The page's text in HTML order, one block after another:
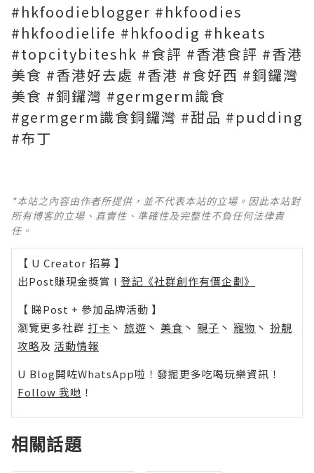
#hkfoodieblogger #hkfoodies
#hkfoodielife #hkfoodig #hkeats
#topcitybiteshk #食評 #香港食評 #香港
美食 #香港好去處 #香港 #食好西 #銅鑼灣
美食 #銅鑼灣 #germgerm識食
#germgerm識食銅鑼灣 #甜品 #pudding
#布丁
*本站之內容由作者所提供，並不代表本站的立場。因此本站對
所有博客的立場、真實性、準確性及完整性不負任何法律責
任。
【 U Creator 招募 】
出Post賺現金獎賞 l 登記《社群創作有價企劃》
【 睇Post + 參加品牌活動 】
瀏覽更多社群 打卡 丶 旅遊 丶 美食 丶 親子 丶 寵物 丶 扮靚
攻略及 活動情報
U Blog開咗WhatsApp啦！發掘更多吃喝玩樂資訊！
Follow 我哋 ！
相關話題